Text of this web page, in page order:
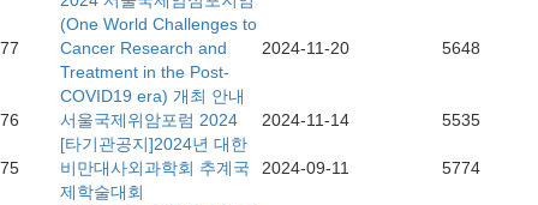
77
(One World Challenges to
Cancer Research and
Treatment in the Post-
COVID19 era) 개최 안내
2024-11-20 5648
76 서울국제위암포럼 2024 2024-11-14 5535
75
[타기관공지]2024년 대한
비만대사외과학회 추계국
제학술대회
2024-09-11 5774